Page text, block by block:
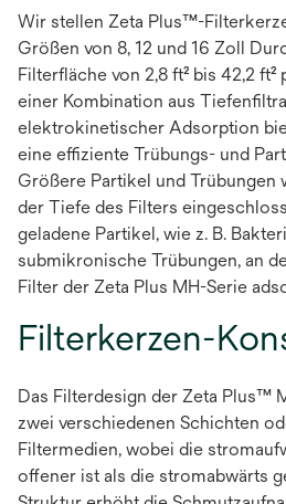
Wir stellen Zeta Plus™-
Größen von 8, 12 und 16 Zoll
Filterfläche von 2,8 ft² bis 42,2
einer Kombination aus
elektrokinetischer Adsorption
eine effiziente Trübungs- und
Größere Partikel und Trübungen
der Tiefe des Filters
geladene Partikel, wie z. B.
submikronische Trübungen, an
Filter der Zeta Plus MH-Serie
Filterkerzen-
Das Filterdesign der Zeta Plus™
zwei verschiedenen Schichten
Filtermedien, wobei die
offener ist als die stromabwärts